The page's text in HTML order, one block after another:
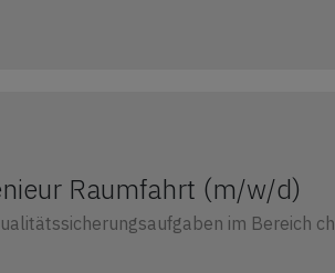
Raumfahrt (m/w/d)
im Bereich